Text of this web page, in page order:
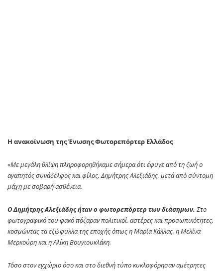
H ανακοίνωση της Ένωσης Φωτορεπόρτερ Ελλάδος
«Με μεγάλη θλίψη πληροφορηθήκαμε σήμερα ότι έφυγε από τη ζωή ο
αγαπητός συνάδελφος και φίλος, Δημήτρης Αλεξιάδης, μετά από σύντομη
μάχη με σοβαρή ασθένεια.
Ο Δημήτρης Αλεξιάδης ήταν ο φωτορεπόρτερ των διάσημων. Στο
φωτογραφικό του φακό πόζαραν πολιτικοί, αστέρες και προσωπικότητες,
κοσμώντας τα εξώφυλλα της εποχής όπως η Μαρία Κάλλας, η Μελίνα
Μερκούρη και η Αλίκη Βουγιουκλάκη.
Τόσο στον εγχώριο όσο και στο διεθνή τύπο κυκλοφόρησαν αμέτρητες